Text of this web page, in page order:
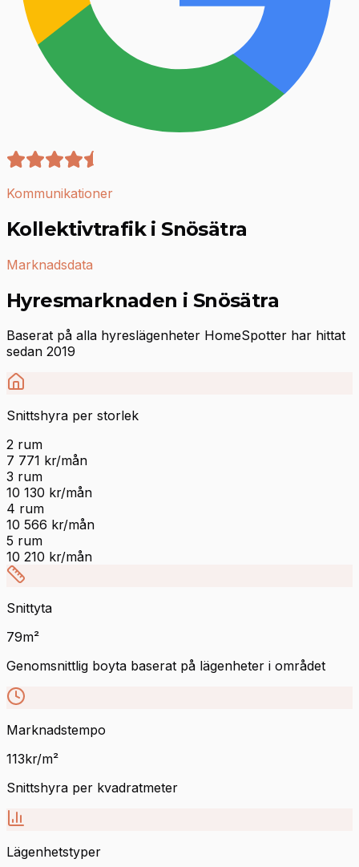
Kommunikationer
Kollektivtrafik i Snösätra
Marknadsdata
Hyresmarknaden i Snösätra
Baserat på alla hyreslägenheter HomeSpotter har hittat
sedan 2019
Snittshyra per storlek
2 rum
7 771 kr/mån
3 rum
10 130 kr/mån
4 rum
10 566 kr/mån
5 rum
10 210 kr/mån
Snittyta
79m²
Genomsnittlig boyta baserat på lägenheter i området
Marknadstempo
113kr/m²
Snittshyra per kvadratmeter
Lägenhetstyper